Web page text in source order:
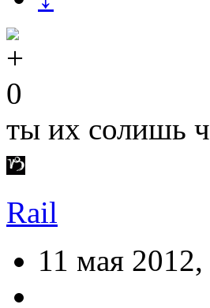
0
ты их солишь
Rail
11 мая